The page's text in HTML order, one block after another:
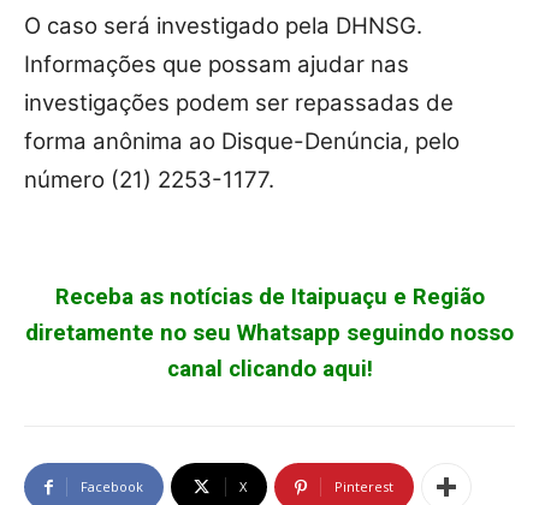
O caso será investigado pela DHNSG.
Informações que possam ajudar nas
investigações podem ser repassadas de
forma anônima ao Disque-Denúncia, pelo
número (21) 2253-1177.
Receba as notícias de Itaipuaçu e Região
diretamente no seu Whatsapp seguindo nosso
canal clicando aqui!
Facebook X Pinterest